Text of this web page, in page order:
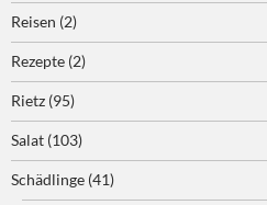
Reisen (2)
Rezepte (2)
Rietz (95)
Salat (103)
Schädlinge (41)